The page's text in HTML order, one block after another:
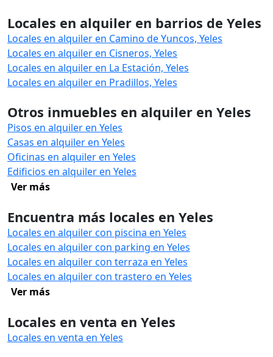
Locales en alquiler en barrios de Yeles
Locales en alquiler en Camino de Yuncos, Yeles
Locales en alquiler en Cisneros, Yeles
Locales en alquiler en La Estación, Yeles
Locales en alquiler en Pradillos, Yeles
Otros inmuebles en alquiler en Yeles
Pisos en alquiler en Yeles
Casas en alquiler en Yeles
Oficinas en alquiler en Yeles
Edificios en alquiler en Yeles
Ver más
Encuentra más locales en Yeles
Locales en alquiler con piscina en Yeles
Locales en alquiler con parking en Yeles
Locales en alquiler con terraza en Yeles
Locales en alquiler con trastero en Yeles
Ver más
Locales en venta en Yeles
Locales en venta en Yeles